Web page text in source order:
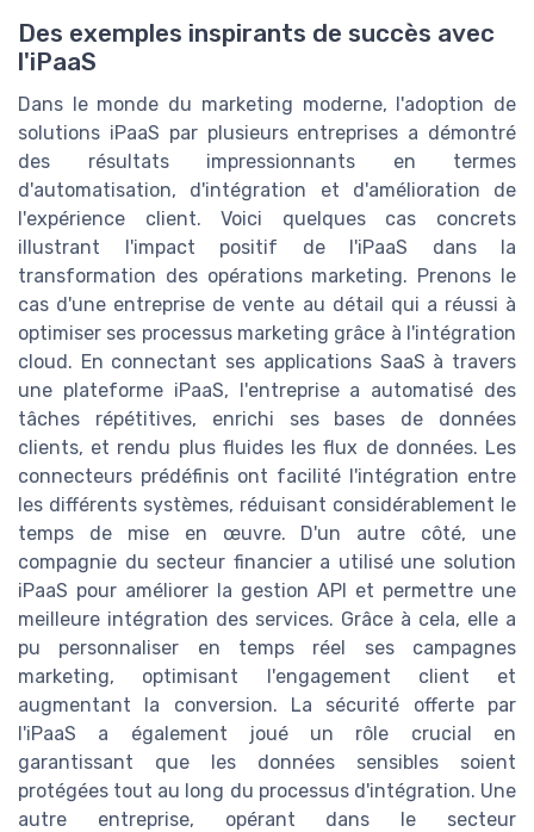
Des exemples inspirants de succès avec
l'iPaaS
Dans le monde du marketing moderne, l'adoption de
solutions iPaaS par plusieurs entreprises a démontré
des résultats impressionnants en termes
d'automatisation, d'intégration et d'amélioration de
l'expérience client. Voici quelques cas concrets
illustrant l'impact positif de l'iPaaS dans la
transformation des opérations marketing. Prenons le
cas d'une entreprise de vente au détail qui a réussi à
optimiser ses processus marketing grâce à l'intégration
cloud. En connectant ses applications SaaS à travers
une plateforme iPaaS, l'entreprise a automatisé des
tâches répétitives, enrichi ses bases de données
clients, et rendu plus fluides les flux de données. Les
connecteurs prédéfinis ont facilité l'intégration entre
les différents systèmes, réduisant considérablement le
temps de mise en œuvre. D'un autre côté, une
compagnie du secteur financier a utilisé une solution
iPaaS pour améliorer la gestion API et permettre une
meilleure intégration des services. Grâce à cela, elle a
pu personnaliser en temps réel ses campagnes
marketing, optimisant l'engagement client et
augmentant la conversion. La sécurité offerte par
l'iPaaS a également joué un rôle crucial en
garantissant que les données sensibles soient
protégées tout au long du processus d'intégration. Une
autre entreprise, opérant dans le secteur